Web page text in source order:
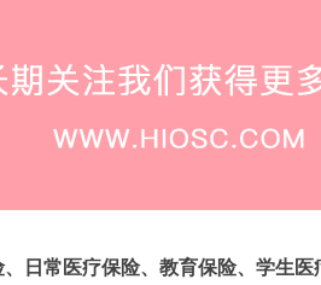
日常医疗保险、教育保险、学生